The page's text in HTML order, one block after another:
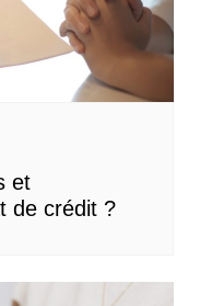
et
de crédit ?